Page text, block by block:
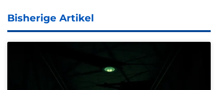
Bisherige Artikel